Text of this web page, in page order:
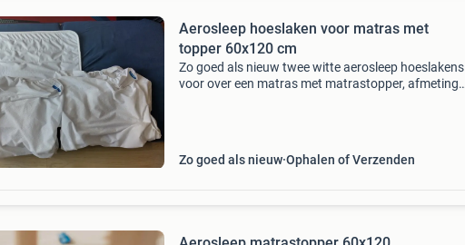
Aerosleep hoeslaken voor matras met
topper 60x120 cm
Zo goed als nieuw twee witte aerosleep hoeslakens
voor over een matras met matrastopper, afmeting
Zo goed als nieuw Ophalen of Verzenden